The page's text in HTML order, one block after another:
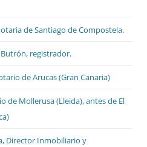
de Santiago de Compostela.
Butrón, registrador.
de Arucas (Gran Canaria)
de Mollerusa (Lleida), antes de El
Director Inmobiliario y